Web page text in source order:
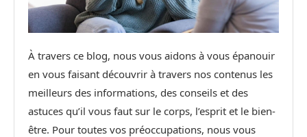
À travers ce blog, nous vous aidons à vous épanouir
en vous faisant découvrir à travers nos contenus les
meilleurs des informations, des conseils et des
astuces qu’il vous faut sur le corps, l’esprit et le bien-
être. Pour toutes vos préoccupations, nous vous